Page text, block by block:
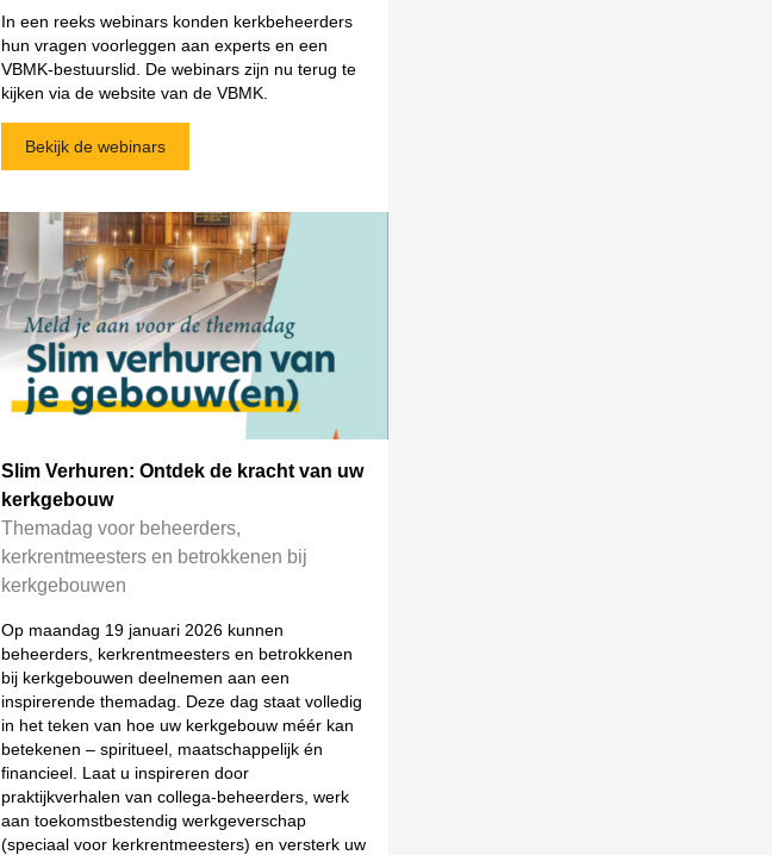
In een reeks webinars konden kerkbeheerders
hun vragen voorleggen aan experts en een
VBMK-bestuurslid. De webinars zijn nu terug te
kijken via de website van de VBMK.
Bekijk de webinars
Slim Verhuren: Ontdek de kracht van uw
kerkgebouw
Themadag voor beheerders,
kerkrentmeesters en betrokkenen bij
kerkgebouwen
Op maandag 19 januari 2026 kunnen
beheerders, kerkrentmeesters en betrokkenen
bij kerkgebouwen deelnemen aan een
inspirerende themadag. Deze dag staat volledig
in het teken van hoe uw kerkgebouw méér kan
betekenen – spiritueel, maatschappelijk én
financieel. Laat u inspireren door
praktijkverhalen van collega-beheerders, werk
aan toekomstbestendig werkgeverschap
(speciaal voor kerkrentmeesters) en versterk uw